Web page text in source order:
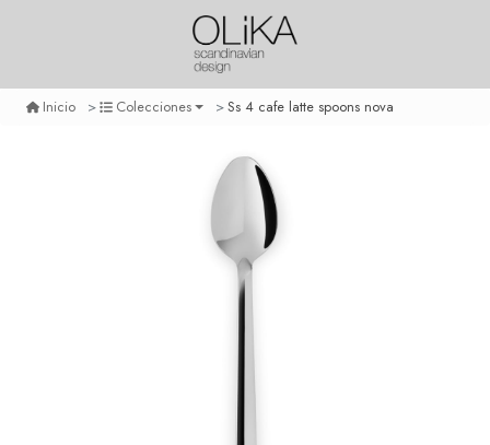
Inicio Colecciones Ss 4 cafe latte spoons nova